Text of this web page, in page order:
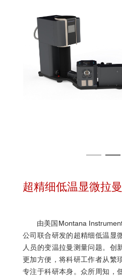
超精细低温显微拉
由美国Montana
公司联合研发的超精细低温显
人员的变温拉曼测量问题。创
更加方便，将科研工作者从繁
专注于科研本身。众所周知，